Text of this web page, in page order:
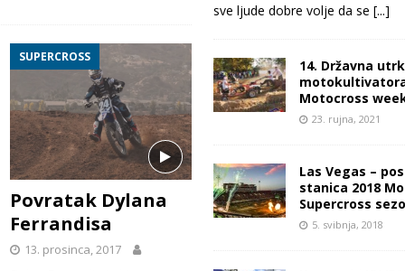
SUPERCROSS
Povratak Dylana
Ferrandisa
13. prosinca, 2017
sve ljude dobre volje da se[...]
14. Državna
Motocross
23. rujna, 2021
Las Vegas –
stanica 2018
Supercross
5. svibnja, 2018